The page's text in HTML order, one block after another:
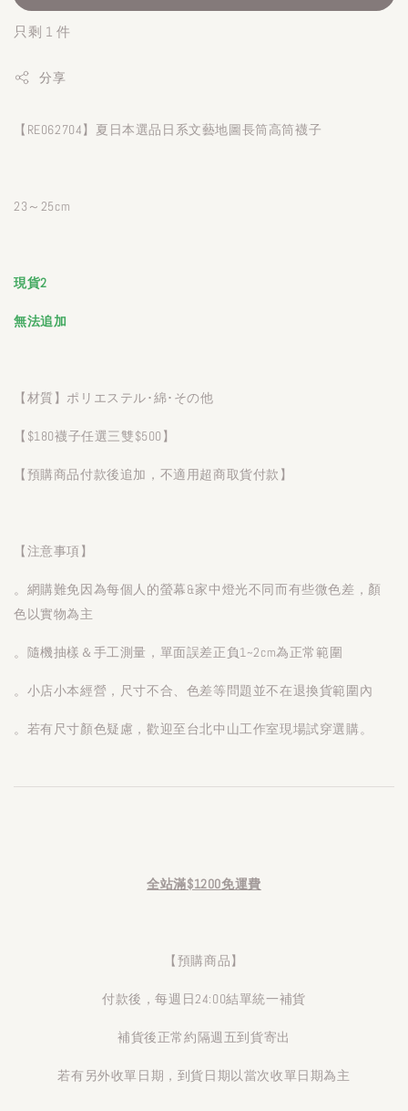
只剩 1 件
分享
【RE062704】夏日本選品日系文藝地圖長筒高筒襪子
23～25cm
現貨2
無法追加
【材質】ポリエステル･綿･その他
【$180襪子任選三雙$500】
【預購商品付款後追加，不適用超商取貨付款】
【注意事項】
。網購難免因為每個人的螢幕&家中燈光不同而有些微色差，顏
色以實物為主
。隨機抽樣＆手工測量，單面誤差正負1~2cm為正常範圍
。小店小本經營，尺寸不合、色差等問題並不在退換貨範圍內
。若有尺寸顏色疑慮，歡迎至台北中山工作室現場試穿選購。
全站滿$1200免運費
【預購商品】
付款後，每週日24:00結單統一補貨
補貨後正常約隔週五到貨寄出
若有另外收單日期，到貨日期以當次收單日期為主